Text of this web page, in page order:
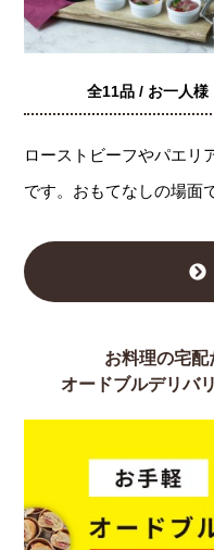
全11品 / お一人様
ローストビーフやパエリ
です。おもてなしの場面
お料理の宅配
オードブルデリバ